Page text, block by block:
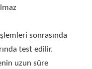
sonrasında
test edilir.
uzun süre